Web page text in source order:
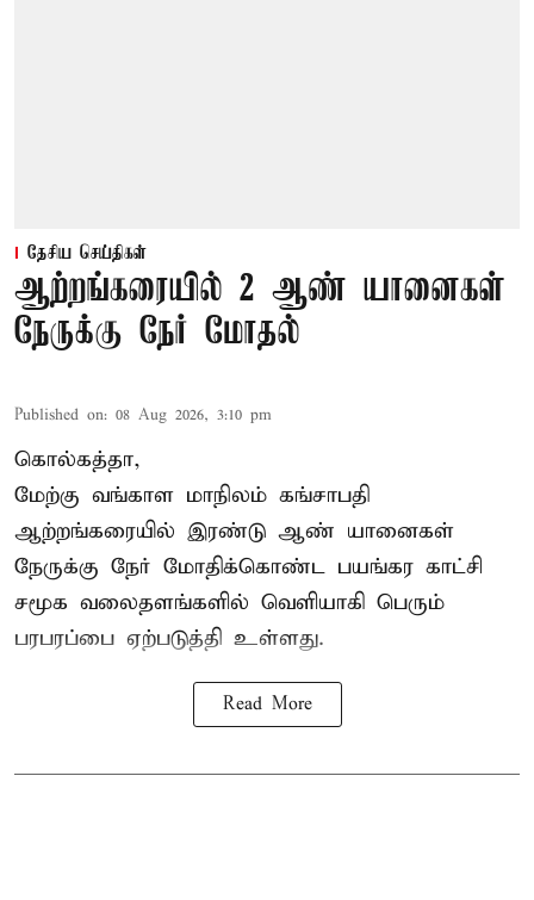
தேசிய செய்திகள்
ஆற்றங்கரையில் 2 ஆண் யானைகள்
நேருக்கு நேர் மோதல்
Published on: 08 Aug 2026, 3:10 pm
கொல்கத்தா,
மேற்கு வங்காள மாநிலம் கங்சாபதி
ஆற்றங்கரையில் இரண்டு ஆண் யானைகள்
நேருக்கு நேர் மோதிக்கொண்ட பயங்கர காட்சி
சமூக வலைதளங்களில் வெளியாகி பெரும்
பரபரப்பை ஏற்படுத்தி உள்ளது.
Read More